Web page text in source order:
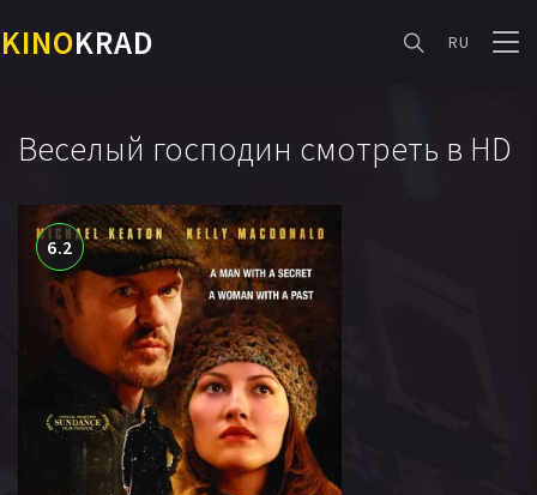
KINOKRAD RU
Веселый господин смотреть в HD
6.2